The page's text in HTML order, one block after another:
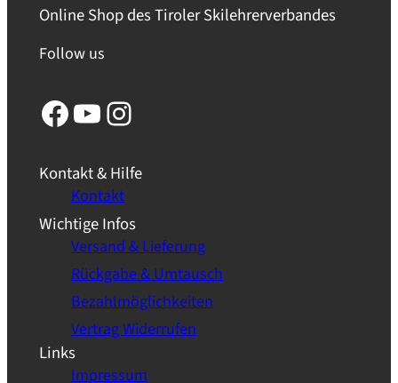
Online Shop des Tiroler Skilehrerverbandes
Follow us
Facebook
YouTube
Instagram
Kontakt & Hilfe
Kontakt
Wichtige Infos
Versand & Lieferung
Rückgabe & Umtausch
Bezahlmöglichkeiten
Vertrag Widerrufen
Links
Impressum